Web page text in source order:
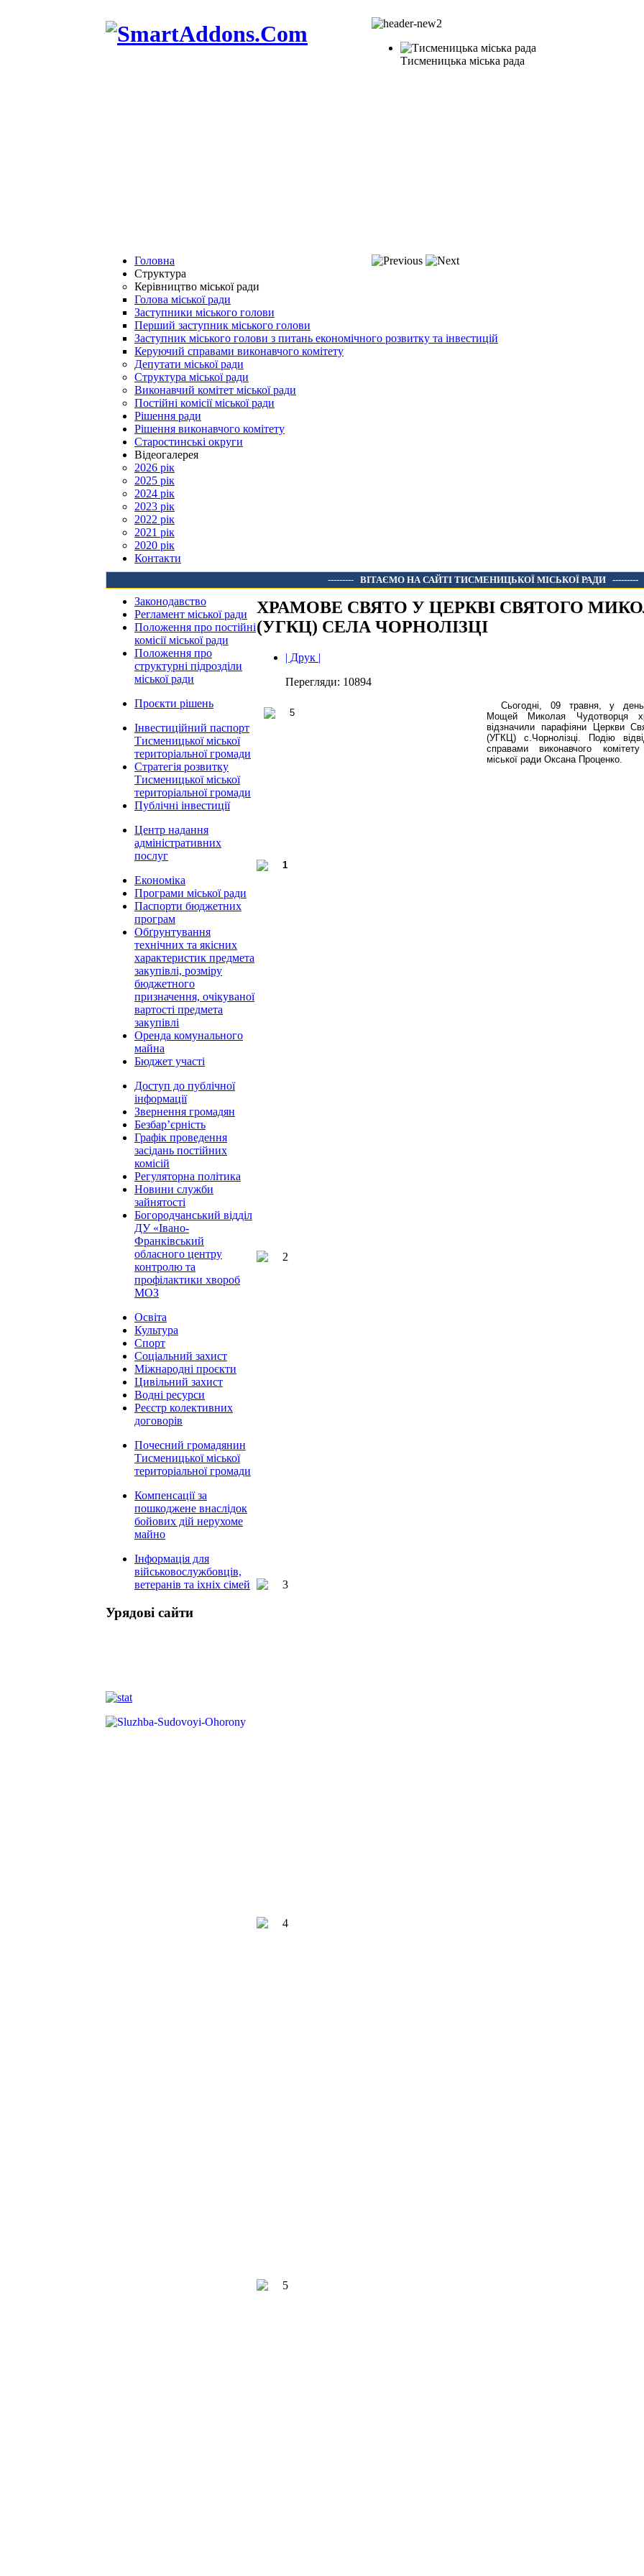
Тисменицька міська рада
Головна
Структура
Керівництво міської ради
Голова міської ради
Заступники міського голови
Перший заступник міського голови
Заступник міського голови з питань економічного розвитку та інвестицій
Керуючий справами виконавчого комітету
Депутати міської ради
Структура міської ради
Виконавчий комітет міської ради
Постійні комісії міської ради
Рішення ради
Рішення виконавчого комітету
Старостинські округи
Відеогалерея
2026 рік
2025 рік
2024 рік
2023 рік
2022 рік
2021 рік
2020 рік
Контакти
--------- ВІТАЄМО НА САЙТІ ТИСМЕНИЦЬКОЇ МІСЬКОЇ РАДИ ---------
Законодавство
Регламент міської ради
Положення про постійні
комісії міської ради
Положення про
структурні підрозділи
міської ради
Проєкти рішень
Інвестиційний паспорт
Тисменицької міської
територіальної громади
Стратегія розвитку
Тисменицької міської
територіальної громади
Публічні інвестиції
Центр надання
адміністративних
послуг
Економіка
Програми міської ради
Паспорти бюджетних
програм
Обґрунтування
технічних та якісних
характеристик предмета
закупівлі, розміру
бюджетного
призначення, очікуваної
вартості предмета
закупівлі
Оренда комунального
майна
Бюджет участі
Доступ до публічної
інформації
Звернення громадян
Безбар’єрність
Графік проведення
засідань постійних
комісій
Регуляторна політика
Новини служби
зайнятості
Богородчанський відділ
ДУ «Івано-
Франківський
обласного центру
контролю та
профілактики хвороб
МОЗ
Освіта
Культура
Спорт
Соціальний захист
Міжнародні проєкти
Цивільний захист
Водні ресурси
Реєстр колективних
договорів
Почесний громадянин
Тисменицької міської
територіальної громади
Компенсації за
пошкоджене внаслідок
бойових дій нерухоме
майно
Інформація для
військовослужбовців,
ветеранів та іхніх сімей
Урядові сайти
ХРАМОВЕ СВЯТО У ЦЕРКВІ СВЯТОГО
(УГКЦ) СЕЛА ЧОРНОЛІЗЦІ
| Друк |
Перегляди: 10894
Сьогодні, 09 травня, у
Мощей Миколая Чудотворця
відзначили парафіяни Церкви
(УГКЦ) с.Чорнолізці. Подію
справами виконавчого комітету
міської ради Оксана Проценко.